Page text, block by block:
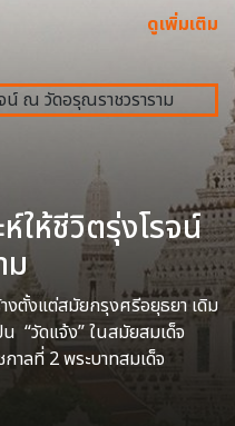
ดูเพิ่มเติม
ห์ให้ชีวิตรุ่งโรจน์
ม
งตั้งแต่สมัยกรุงศรีอยุธยา เดิม
น “วัดแจ้ง” ในสมัยสมเด็จ
าลที่ 2 พระบาทสมเด็จ